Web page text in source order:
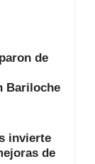
de
Bariloche
invierte
de